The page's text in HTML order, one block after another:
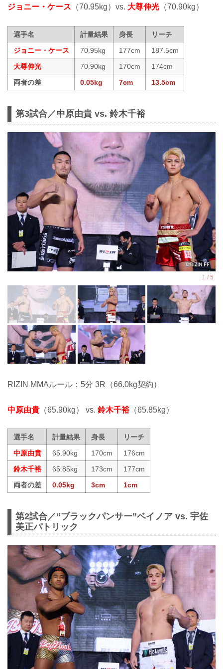
ジョニー・ケース （70.95kg）vs. 大尊伸光 （70.90kg）
選手名 計量結果 身長
リーチ
ジョニー・ケース
70.95kg 177cm
187.5cm
大尊伸光
70.90kg 170cm
174cm
両者の差
0.05kg 7cm 13.5cm
第3試合／中原由貴 vs. 鈴木千裕
RIZIN MMAルール：5分 3R（66.0kg契約）
中原由貴 （65.90kg） vs. 鈴木千裕（65.85kg）
選手名 計量結果 身長
リーチ
中原由貴
65.90kg 170cm
176cm
鈴木千裕
65.85kg 173cm
177cm
両者の差
0.05kg 3cm 1cm
第2試合／“ブラックパンサー”ベイノア vs. 宇佐
美正パトリック